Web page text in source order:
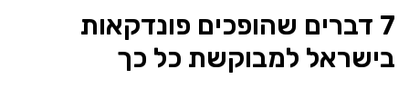
7 דברים שהופכים פונדקאות
בישראל למבוקשת כל כך